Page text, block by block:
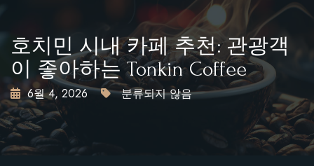
문의하기
테이블 예약하기
X
호치민 시내 카페 추천: 관광객
이 좋아하는 Tonkin Coffee
6월 4, 2026 분류되지 않음